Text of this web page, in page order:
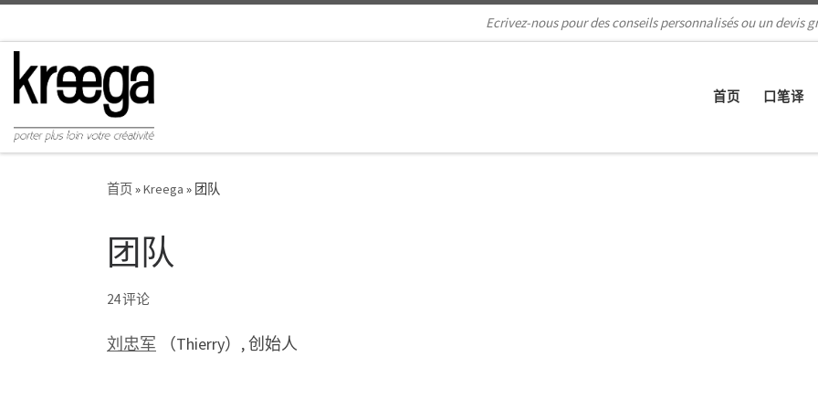
Ecrivez-nous pour des conseils personnalisés ou un devis
首页 口笔译
首页»Kreega » 团队
团队
24 评论
刘忠军 （Thierry）, 创始人